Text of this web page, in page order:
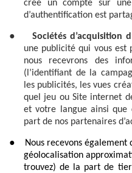
créé un compte sur
d’authentification est
● Sociétés d’acquisition
une publicité qui vous est
nous recevrons des
(l’identifiant de la
les publicités, les vues
quel jeu ou Site internet
et votre langue ainsi que
part de nos partenaires
●
Nous recevons
géolocalisation
trouvez) de la part de